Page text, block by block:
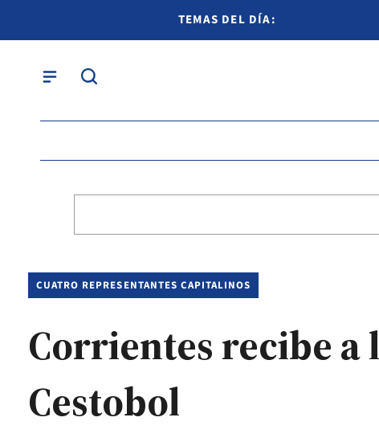
TEMAS DEL DÍA:
CUATRO REPRESENTANTES CAPITALINOS
Corrientes recibe a
Cestobol